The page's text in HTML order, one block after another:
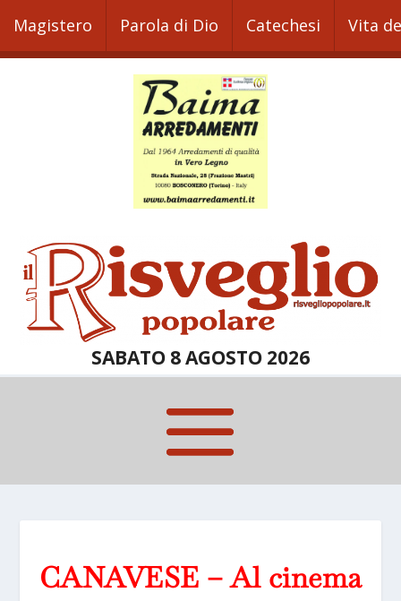
Magistero Parola di Dio Catechesi Vita
SABATO 8 AGOSTO 2026
CANAVESE – Al cinema